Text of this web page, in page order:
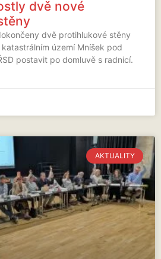
dvě nové
dvě protihlukové stěny
území Mníšek pod
postavit po domluvě s radnicí.
AKTUALITY